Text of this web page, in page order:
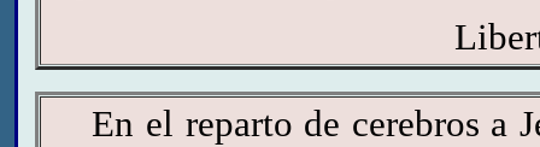
En el reparto de cerebros a